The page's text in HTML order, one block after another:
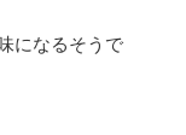
になるそうで